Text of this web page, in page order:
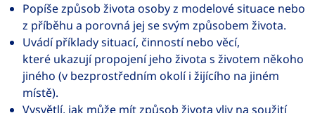
Popíše způsob života osoby z modelové situace nebo
z příběhu a porovná jej se svým způsobem života.
Uvádí příklady situací, činností nebo věcí,
které ukazují propojení jeho života s životem někoho
jiného (v bezprostředním okolí i žijícího na jiném
místě).
Vysvětlí, jak může mít způsob života vliv na soužití